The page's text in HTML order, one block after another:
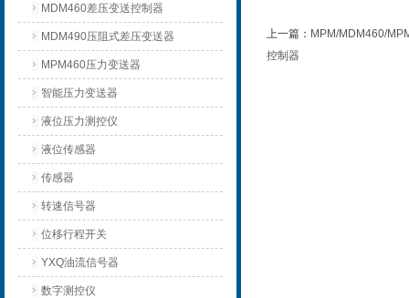
MDM460差压变送控制器
MDM490压阻式差压变送器
MPM460压力变送器
智能压力变送器
液位压力测控仪
液位传感器
传感器
转速信号器
位移行程开关
YXQ油流信号器
数字测控仪
上一篇： MPM/MDM460/
控制器